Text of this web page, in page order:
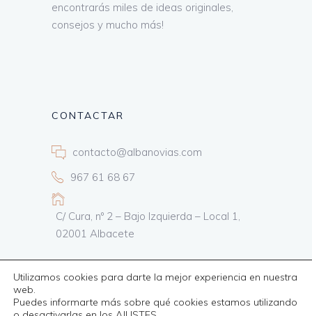
encontrarás miles de ideas originales,
consejos y mucho más!
CONTACTAR
contacto@albanovias.com
967 61 68 67
C/ Cura, nº 2 – Bajo Izquierda – Local 1,
02001 Albacete
Todos los derechos reservadosInformática24
Utilizamos cookies para darte la mejor experiencia en nuestra
web.
Puedes informarte más sobre qué cookies estamos utilizando